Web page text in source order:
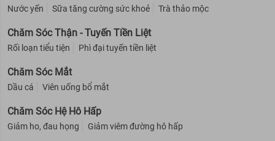
Nước yến Sữa tăng cường sức khoẻ Trà thảo mộc
Chăm Sóc Thận - Tuyến Tiền Liệt
Rối loạn tiểu tiện Phì đại tuyến tiền liệt
Chăm Sóc Mắt
Dầu cá Viên uống bổ mắt
Chăm Sóc Hệ Hô Hấp
Giảm ho, đau họng Giảm viêm đường hô hấp